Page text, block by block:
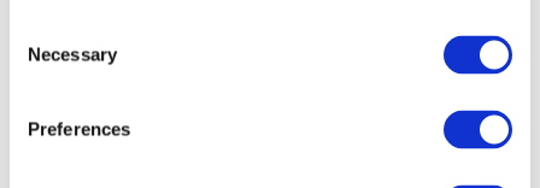
Selection
Necessary
Preferences